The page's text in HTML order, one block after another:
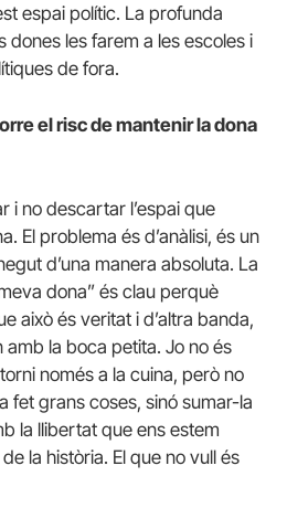
espai polític. La profunda
dones les farem a les escoles i
de fora.
el risc de mantenir la dona
i no descartar l’espai que
El problema és d’anàlisi, és un
d’una manera absoluta. La
dona” és clau perquè
això és veritat i d’altra banda,
amb la boca petita. Jo no és
només a la cuina, però no
fet grans coses, sinó sumar-la
la llibertat que ens estem
la història. El que no vull és